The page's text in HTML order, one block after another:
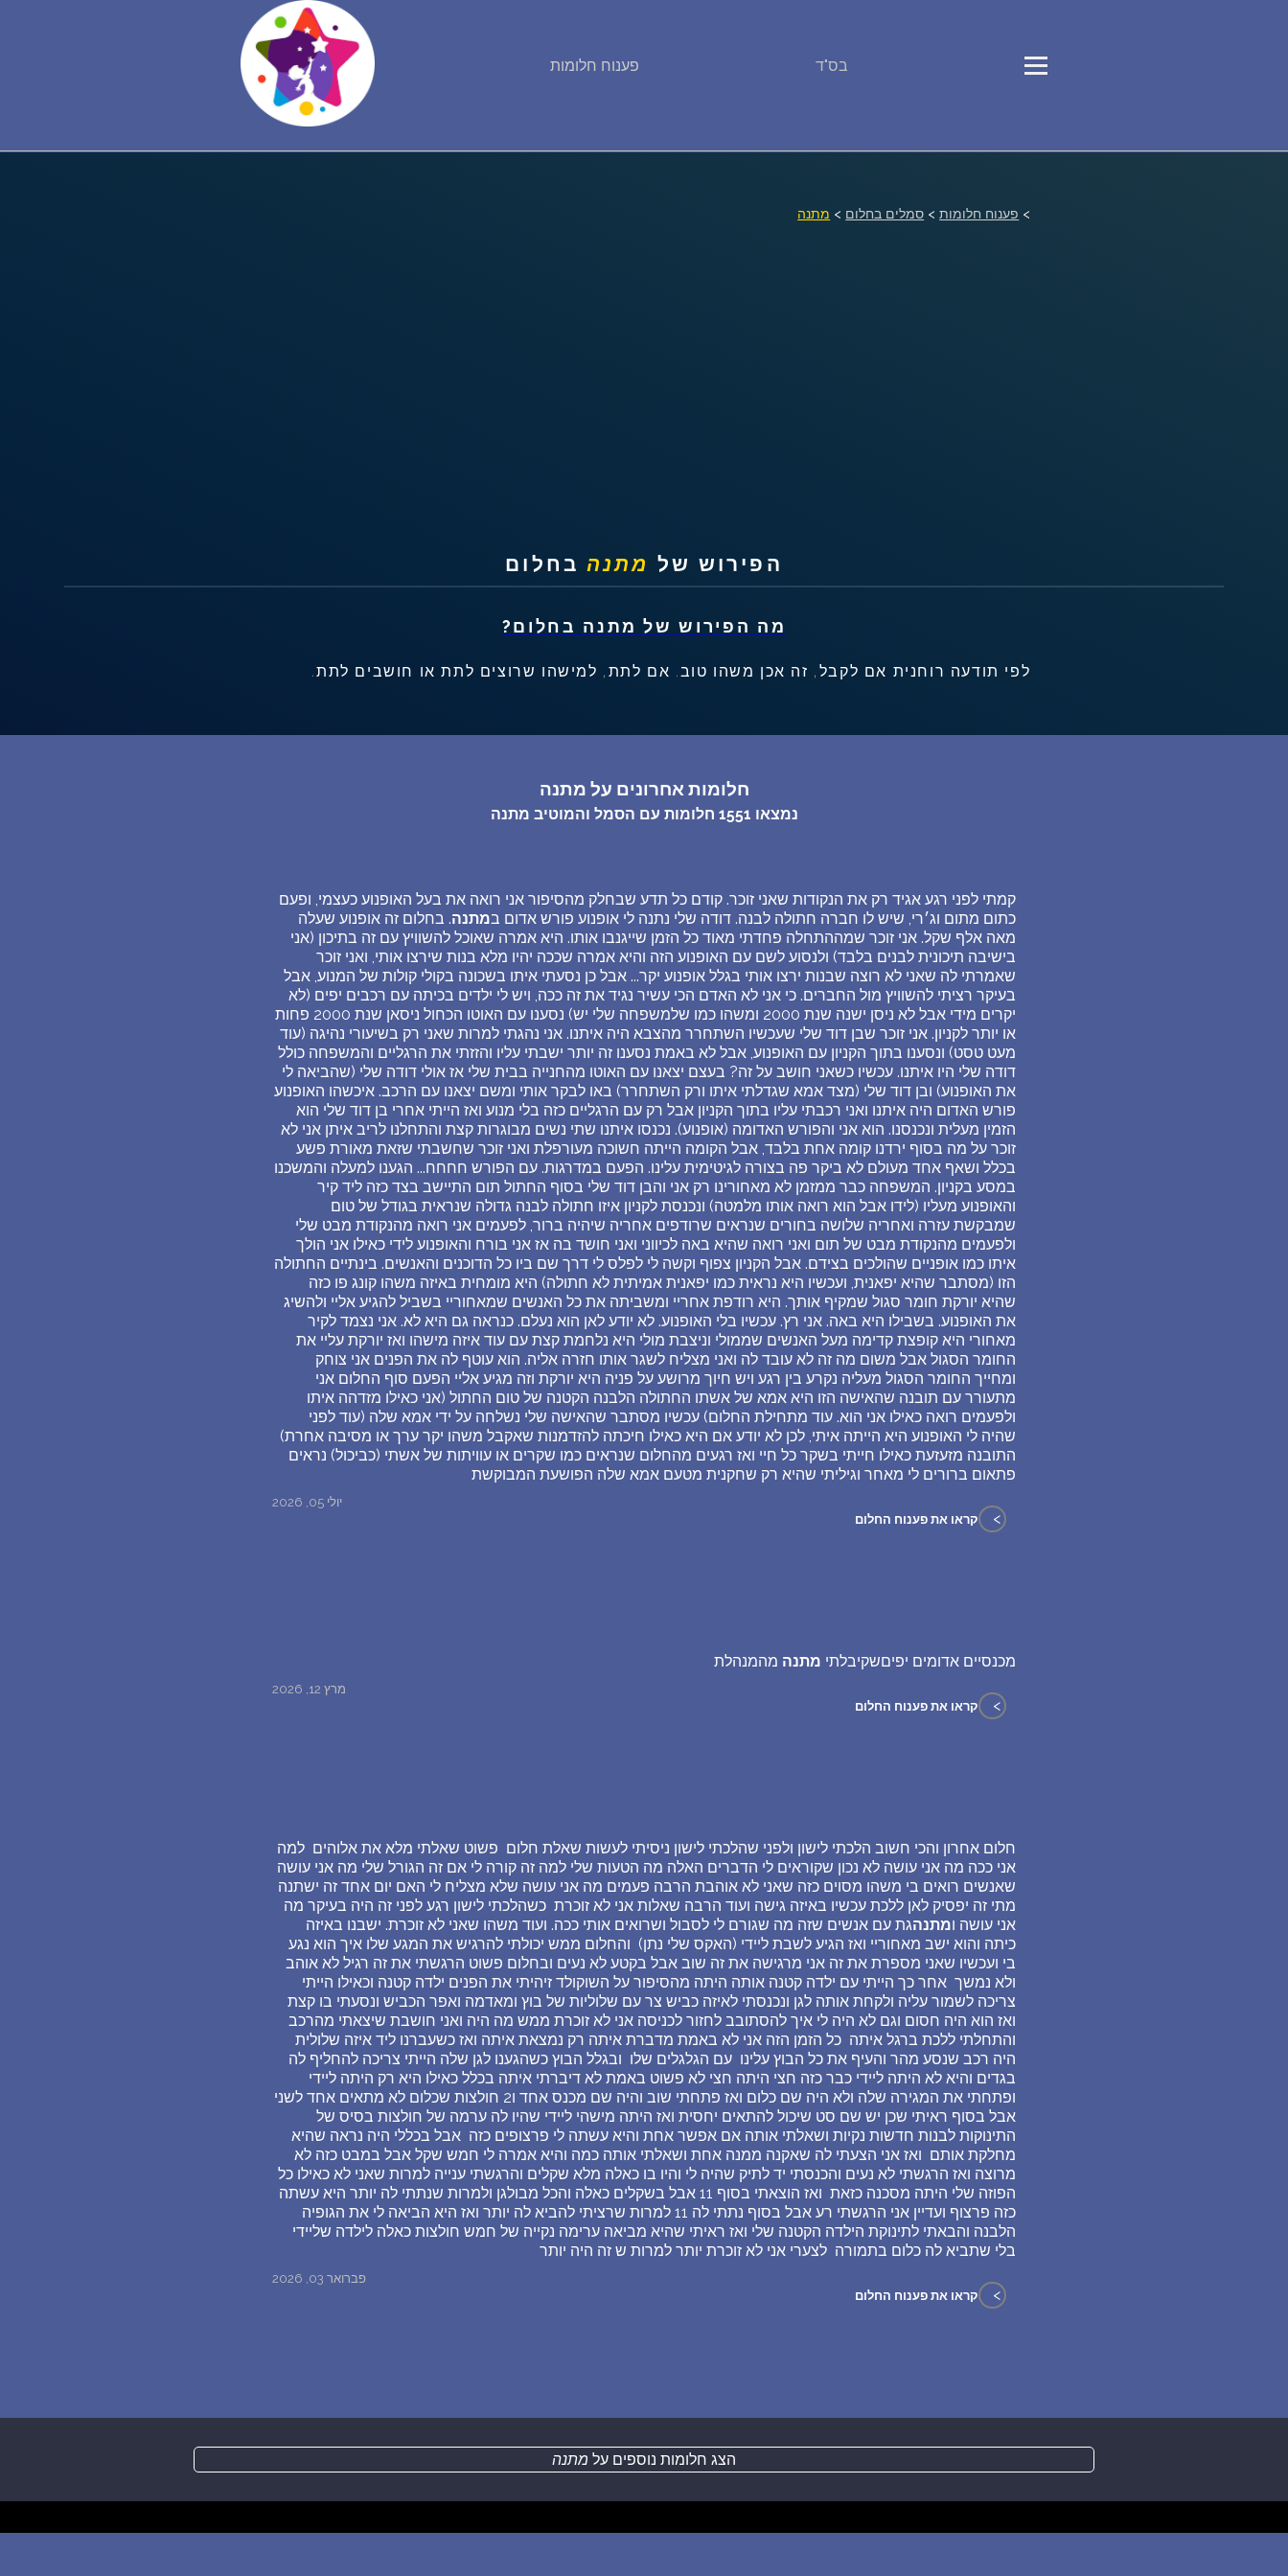
פענוח חלומות בס"ד פירוש חלומות
עלינו
מדיניות פרטיות
הסכם שימוש
1
> פענוח חלומות > סמלים בחלום > מתנה
הפירוש של מתנה בחלום
מה הפירוש של מתנה בחלום?
לפי תודעה רוחנית אם לקבל, זה אכן משהו טוב. אם לתת, למישהו שרוצים לתת או חושבים לתת.
חלומות אחרונים על מתנה
נמצאו 1551 חלומות עם הסמל והמוטיב מתנה
קמתי לפני רגע אגיד רק את הנקודות שאני זוכר. קודם כל תדע שבחלק מהסיפור אני רואה את בעל האופנוע כעצמי, ופעם
כתום מתום וג׳רי, שיש לו חברה חתולה לבנה. דודה שלי נתנה לי אופנוע פורש אדום במתנה. בחלום זה אופנוע שעלה
מאה אלף שקל. אני זוכר שמההתחלה פחדתי מאוד כל הזמן שייגנבו אותו. היא אמרה שאוכל להשוויץ עם זה בתיכון (אני
בישיבה תיכונית לבנים בלבד) ולנסוע לשם עם האופנוע הזה והיא אמרה שככה יהיו מלא בנות שירצו אותי, ואני זוכר
שאמרתי לה שאני לא רוצה שבנות ירצו אותי בגלל אופנוע יקר... אבל כן נסעתי איתו בשכונה בקולי קולות של המנוע, אבל
בעיקר רציתי להשוויץ מול החברים. כי אני לא האדם הכי עשיר נגיד את זה ככה, ויש לי ילדים בכיתה עם רכבים יפים (לא
יקרים מידי אבל לא ניסן ישנה שנת 2000 ומשהו כמו שלמשפחה שלי יש) נסענו עם האוטו הכחול ניסאן שנת 2000 פחות
או יותר לקניון. אני זוכר שבן דוד שלי שעכשיו השתחרר מהצבא היה איתנו. אני נהגתי למרות שאני רק בשיעורי נהיגה (עוד
מעט טסט) ונסענו בתוך הקניון עם האופנוע, אבל לא באמת נסענו זה יותר ישבתי עליו והזזתי את הרגליים והמשפחה כולל
דודה שלי היו איתנו. עכשיו כשאני חושב על זה? בעצם יצאנו עם האוטו מהחנייה בבית שלי אז אולי דודה שלי (שהביאה לי
את האופנוע) ובן דוד שלי (מצד אמא שגדלתי איתו ורק השתחרר) באו לבקר אותי ומשם יצאנו עם הרכב. איכשהו האופנוע
פורש האדום היה איתנו ואני רכבתי עליו בתוך הקניון אבל רק עם הרגליים כזה בלי מנוע ואז הייתי אחרי בן דוד שלי הוא
הזמין מעלית ונכנסנו. הוא אני והפורש האדומה (אופנוע). נכנסו איתנו שתי נשים מבוגרות קצת והתחלנו לריב איתן אני לא
זוכר על מה בסוף ירדנו קומה אחת בלבד, אבל הקומה הייתה חשוכה מעורפלת ואני זוכר שחשבתי שזאת מאורת פשע
בכלל ושאף אחד מעולם לא ביקר פה בצורה לגיטימית עלינו. הפעם במדרגות. עם הפורש חחחח... הגענו למעלה והמשכנו
במסע בקניון. המשפחה כבר ממזמן לא מאחורינו רק אני והבן דוד שלי בסוף החתול תום התיישב בצד כזה ליד קיר
והאופנוע מעליו (לידו אבל הוא רואה אותו מלמטה) ונכנסת לקניון איזו חתולה לבנה גדולה שנראית בגודל של טום
שמבקשת עזרה ואחריה שלושה בחורים שנראים שרודפים אחריה שיהיה ברור, לפעמים אני רואה מהנקודת מבט שלי
ולפעמים מהנקודת מבט של תום ואני רואה שהיא באה לכיווני ואני חושד בה אז אני בורח והאופנוע לידי כאילו אני הולך
איתו כמו אופניים שהולכים בצידם. אבל הקניון צפוף וקשה לי לפלס לי דרך שם ביו כל הדוכנים והאנשים. בינתיים החתולה
הזו (מסתבר שהיא יפאנית, ועכשיו היא נראית כמו יפאנית אמיתית לא חתולה) היא מומחית באיזה משהו קונג פו כזה
שהיא יורקת חומר סגול שמקיף אותך. היא רודפת אחריי ומשביתה את כל האנשים שמאחוריי בשביל להגיע אליי ולהשיג
את האופנוע. בשבילו היא באה. אני רץ. עכשיו בלי האופנוע. לא יודע לאן הוא נעלם. כנראה גם היא לא. אני נצמד לקיר
מאחורי היא קופצת קדימה מעל האנשים שממולי וניצבת מולי היא נלחמת קצת עם עוד איזה מישהו ואז יורקת עליי את
החומר הסגול אבל משום מה זה לא עובד לה ואני מצליח לשגר אותו חזרה אליה. הוא עוטף לה את הפנים אני צוחק
ומחייך החומר הסגול מעליה נקרע בין רגע ויש חיוך מרושע על פניה היא יורקת וזה מגיע אליי הפעם סוף החלום אני
מתעורר עם תובנה שהאישה הזו היא אמא של אשתו החתולה הלבנה הקטנה של טום החתול (אני כאילו מזדהה איתו
ולפעמים רואה כאילו אני הוא. עוד מתחילת החלום) עכשיו מסתבר שהאישה שלי נשלחה על ידי אמא שלה (עוד לפני
שהיה לי האופנוע היא הייתה איתי, לכן לא יודע אם היא כאילו חיכתה להזדמנות שאקבל משהו יקר ערך או מסיבה אחרת)
התובנה מזעזעת כאילו חייתי בשקר כל חיי ואז רגעים מהחלום שנראים כמו שקרים או עוויתות של אשתי (כביכול) נראים
פתאום ברורים לי מאחר וגיליתי שהיא רק שחקנית מטעם אמא שלה הפושעת המבוקשת
יולי 05, 2026
> קראו את פענוח החלום
מכנסיים אדומים יפיםשקיבלתי מתנה מהמנהלת
מרץ 12, 2026
> קראו את פענוח החלום
חלום אחרון והכי חשוב הלכתי לישון ולפני שהלכתי לישון ניסיתי לעשות שאלת חלום פשוט שאלתי מלא את אלוהים למה
אני ככה מה אני עושה לא נכון שקוראים לי הדברים האלה מה הטעות שלי למה זה קורה לי אם זה הגורל שלי מה אני עושה
שאנשים רואים בי משהו מסוים כזה שאני לא אוהבת הרבה פעמים מה אני עושה שלא מצליח לי האם יום אחד זה ישתנה
מתי זה יפסיק לאן ללכת עכשיו באיזה גישה ועוד הרבה שאלות אני לא זוכרת כשהלכתי לישון רגע לפני זה היה בעיקר מה
אני עושה ומתנהגת עם אנשים שזה מה שגורם לי לסבול ושרואים אותי ככה. ועוד משהו שאני לא זוכרת. ישבנו באיזה
כיתה והוא ישב מאחוריי ואז הגיע לשבת ליידי (האקס שלי נתן) והחלום ממש יכולתי להרגיש את המגע שלו איך הוא נגע
בי ועכשיו שאני מספרת את זה אני מרגישה את זה שוב אבל בקטע לא נעים ובחלום פשוט הרגשתי את זה רגיל לא אוהב
ולא נמשך אחר כך הייתי עם ילדה קטנה אותה היתה מהסיפור על השוקולד זיהיתי את הפנים ילדה קטנה וכאילו הייתי
צריכה לשמור עליה ולקחת אותה לגן ונכנסתי לאיזה כביש צר עם שלוליות של בוץ ומאדמה ואפר הכביש ונסעתי בו קצת
ואז הוא היה חסום וגם לא היה לי איך להסתובב לחזור לכניסה אני לא זוכרת ממש מה היה ואני חושבת שיצאתי מהרכב
והתחלתי ללכת ברגל איתה כל הזמן הזה אני לא באמת מדברת איתה רק נמצאת איתה ואז כשעברנו ליד איזה שלולית
היה רכב שנסע מהר והעיף את כל הבוץ עלינו עם הגלגלים שלו ובגלל הבוץ כשהגענו לגן שלה הייתי צריכה להחליף לה
בגדים והיא לא היתה ליידי כבר כזה חצי היתה חצי לא פשוט באמת לא דיברתי איתה בכלל כאילו היא רק היתה ליידי
ופתחתי את המגירה שלה ולא היה שם כלום ואז פתחתי שוב והיה שם מכנס אחד ו2 חולצות שכלום לא מתאים אחד לשני
אבל בסוף ראיתי שכן יש שם סט שיכול להתאים יחסית ואז היתה מישהי ליידי שהיו לה ערמה של חולצות בסיס של
התינוקות לבנות חדשות נקיות ושאלתי אותה אם אפשר אחת והיא עשתה לי פרצופים כזה אבל בכללי היה נראה שהיא
מחלקת אותם ואז אני הצעתי לה שאקנה ממנה אחת ושאלתי אותה כמה והיא אמרה לי חמש שקל אבל במבט כזה לא
מרוצה ואז הרגשתי לא נעים והכנסתי יד לתיק שהיה לי והיו בו כאלה מלא שקלים והרגשתי ענייה למרות שאני לא כאילו כל
הפוזה שלי היתה מסכנה כזאת ואז הוצאתי בסוף 11 אבל בשקלים כאלה והכל מבולגן ולמרות שנתתי לה יותר היא עשתה
כזה פרצוף ועדיין אני הרגשתי רע אבל בסוף נתתי לה 11 למרות שרציתי להביא לה יותר ואז היא הביאה לי את הגופיה
הלבנה והבאתי לתינוקת הילדה הקטנה שלי ואז ראיתי שהיא מביאה ערימה נקייה של חמש חולצות כאלה לילדה שליידי
בלי שתביא לה כלום בתמורה לצערי אני לא זוכרת יותר למרות ש זה היה יותר
פברואר 03, 2026
> קראו את פענוח החלום
הצג חלומות נוספים על מתנה
חדש: רכישת בסיס הנתונים של החלומות והפירושים